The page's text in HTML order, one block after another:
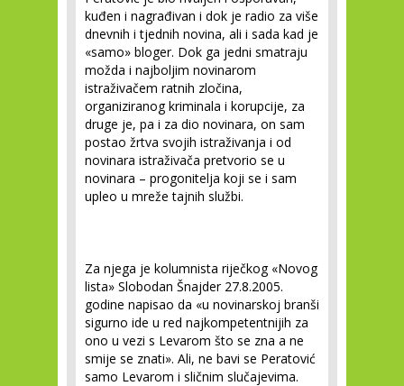
kuđen i nagrađivan i dok je radio za više
dnevnih i tjednih novina, ali i sada kad je
«samo» bloger. Dok ga jedni smatraju
možda i najboljim novinarom
istraživačem ratnih zločina,
organiziranog kriminala i korupcije, za
druge je, pa i za dio novinara, on sam
postao žrtva svojih istraživanja i od
novinara istraživača pretvorio se u
novinara – progonitelja koji se i sam
upleo u mreže tajnih službi.
Za njega je kolumnista riječkog «Novog
lista» Slobodan Šnajder 27.8.2005.
godine napisao da «u novinarskoj branši
sigurno ide u red najkompetentnijih za
ono u vezi s Levarom što se zna a ne
smije se znati». Ali, ne bavi se Peratović
samo Levarom i sličnim slučajevima.